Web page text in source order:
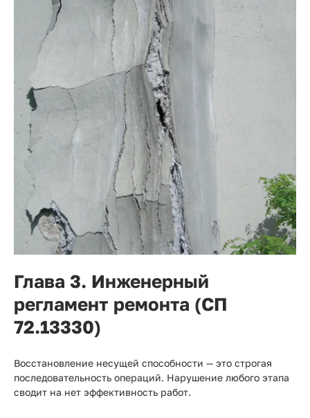
Глава 3. Инженерный
регламент ремонта (СП
72.13330)
Восстановление несущей способности — это строгая
последовательность операций. Нарушение любого этапа
сводит на нет эффективность работ.